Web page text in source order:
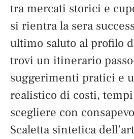
tra mercati storici e
si rientra la sera
ultimo saluto al profilo
trovi un itinerario
suggerimenti pratici e
realistico di costi,
scegliere con
Scaletta sintetica